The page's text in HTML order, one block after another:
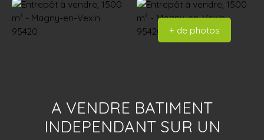
+ de photos
A VENDRE BATIMENT
INDEPENDANT SUR UN